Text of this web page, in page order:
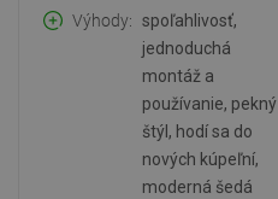
Výhody
spoľahlivosť,
jednoduchá
montáž a
používanie, pekný
štýl, hodí sa do
nových kúpeľní,
moderná šedá